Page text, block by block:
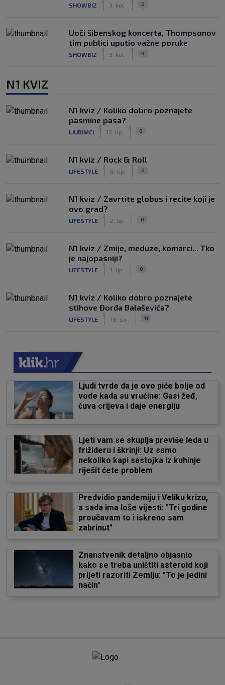
SHOWBIZ 3. kol. 0
Uoči šibenskog koncerta, Thompsonov
tim publici uputio važne poruke
SHOWBIZ 3. kol. 4
N1 KVIZ
N1 kviz / Koliko dobro poznajete
pasmine pasa?
LJUBIMCI 13. lip. 0
N1 kviz / Rock & Roll
LIFESTYLE 8. lip. 0
N1 kviz / Zavrtite globus i recite koji je
ovo grad?
LIFESTYLE 2. lip. 0
N1 kviz / Zmije, meduze, komarci... Tko
je najopasniji?
LIFESTYLE 1. lip. 0
N1 kviz / Koliko dobro poznajete
stihove Đorđa Balaševića?
LIFESTYLE 18. svi. 11
Ljudi tvrde da je ovo piće bolje od
vode kada su vrućine: Gasi žeđ,
čuva crijeva i daje energiju
Ljeti vam se skuplja previše leda u
frižideru i škrinji: Uz samo
nekoliko kapi sastojka iz kuhinje
riješit ćete problem
Predvidio pandemiju i Veliku krizu,
a sada ima loše vijesti: "Tri godine
proučavam to i iskreno sam
zabrinut"
Znanstvenik detaljno objasnio
kako se treba uništiti asteroid koji
prijeti razoriti Zemlju: "To je jedini
način"